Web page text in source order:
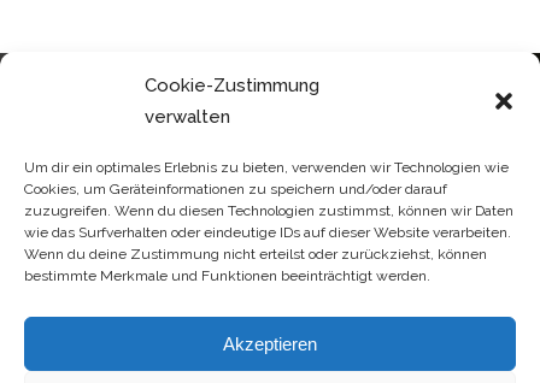
Cookie-Zustimmung
verwalten
Um dir ein optimales Erlebnis zu bieten, verwenden wir Technologien wie
Cookies, um Geräteinformationen zu speichern und/oder darauf
zuzugreifen. Wenn du diesen Technologien zustimmst, können wir Daten
wie das Surfverhalten oder eindeutige IDs auf dieser Website verarbeiten.
Wenn du deine Zustimmung nicht erteilst oder zurückziehst, können
bestimmte Merkmale und Funktionen beeinträchtigt werden.
Akzeptieren
FINDEN SIE ALLE PRODUKTE
DIREKT IN UNSEREM ONLINE
SHOP
ONLINESHOP